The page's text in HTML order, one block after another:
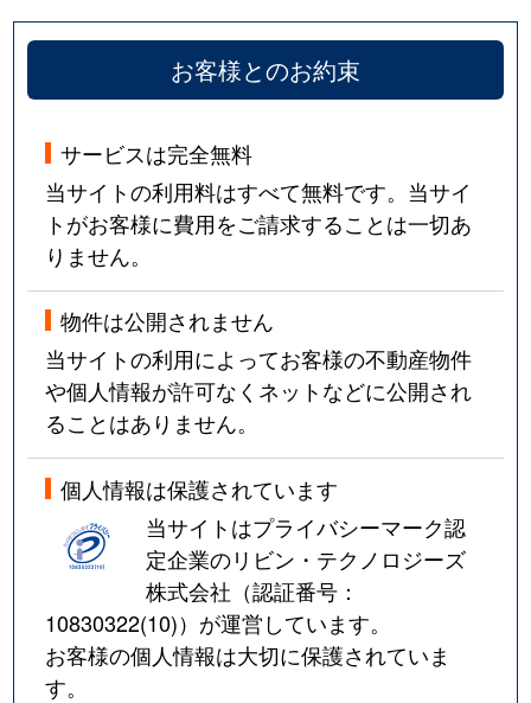
お客様とのお約束
サービスは完全無料
当サイトの利用料はすべて無料です。当サイ
トがお客様に費用をご請求することは一切あ
りません。
物件は公開されません
当サイトの利用によってお客様の不動産物件
や個人情報が許可なくネットなどに公開され
ることはありません。
個人情報は保護されています
当サイトはプライバシーマーク認
定企業のリビン・テクノロジーズ
株式会社（認証番号：
10830322(10)）が運営しています。
お客様の個人情報は大切に保護されていま
す。